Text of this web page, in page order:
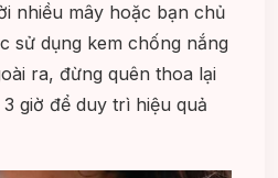
nhiều mây hoặc bạn chủ
sử dụng kem chống nắng
ra, đừng quên thoa lại
giờ để duy trì hiệu quả